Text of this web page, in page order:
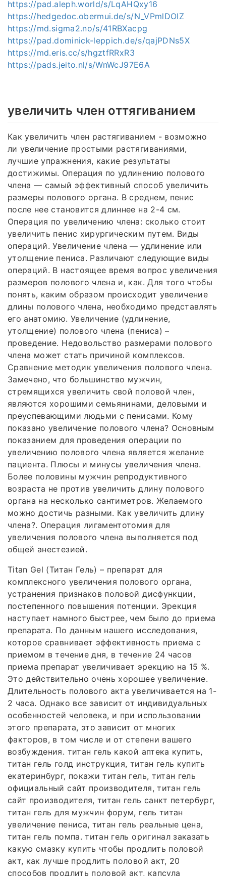
https://pad.aleph.world/s/LqAHQxy16
https://hedgedoc.obermui.de/s/N_VPmlDOIZ
https://md.sigma2.no/s/41RBXacpg
https://pad.dominick-leppich.de/s/qajPDNs5X
https://md.eris.cc/s/hgztfRRxR3
https://pads.jeito.nl/s/WnWcJ97E6A
увеличить член оттягиванием
Как увеличить член растягиванием - возможно
ли увеличение простыми растягиваниями,
лучшие упражнения, какие результаты
достижимы. Операция по удлинению полового
члена — самый эффективный способ увеличить
размеры полового органа. В среднем, пенис
после нее становится длиннее на 2-4 см.
Операция по увеличению члена: сколько стоит
увеличить пенис хирургическим путем. Виды
операций. Увеличение члена — удлинение или
утолщение пениса. Различают следующие виды
операций. В настоящее время вопрос увеличения
размеров полового члена и, как. Для того чтобы
понять, каким образом происходит увеличение
длины полового члена, необходимо представлять
его анатомию. Увеличение (удлинение,
утолщение) полового члена (пениса) –
проведение. Недовольство размерами полового
члена может стать причиной комплексов.
Сравнение методик увеличения полового члена.
Замечено, что большинство мужчин,
стремящихся увеличить свой половой член,
являются хорошими семьянинами, деловыми и
преуспевающими людьми с пенисами. Кому
показано увеличение полового члена? Основным
показанием для проведения операции по
увеличению полового члена является желание
пациента. Плюсы и минусы увеличения члена.
Более половины мужчин репродуктивного
возраста не против увеличить длину полового
органа на несколько сантиметров. Желаемого
можно достичь разными. Как увеличить длину
члена?. Операция лигаментотомия для
увеличения полового члена выполняется под
общей анестезией.
Titan Gel (Титан Гель) – препарат для
комплексного увеличения полового органа,
устранения признаков половой дисфункции,
постепенного повышения потенции. Эрекция
наступает намного быстрее, чем было до приема
препарата. По данным нашего исследования,
которое сравнивает эффективность приема с
приемом в течение дня, в течение 24 часов
приема препарат увеличивает эрекцию на 15 %.
Это действительно очень хорошее увеличение.
Длительность полового акта увеличивается на 1-
2 часа. Однако все зависит от индивидуальных
особенностей человека, и при использовании
этого препарата, это зависит от многих
факторов, в том числе и от степени вашего
возбуждения. титан гель какой аптека купить,
титан гель голд инструкция, титан гель купить
екатеринбург, покажи титан гель, титан гель
официальный сайт производителя, титан гель
сайт производителя, титан гель санкт петербург,
титан гель для мужчин форум, гель титан
увеличение пениса, титан гель реальные цена,
титан гель помпа. титан гель оригинал заказать
какую смазку купить чтобы продлить половой
акт, как лучше продлить половой акт, 20
способов продлить половой акт, капсула